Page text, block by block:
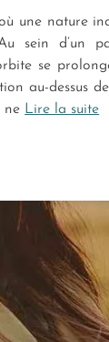
une nature
sein d’un
se
au-dessus
ne Lire la suite